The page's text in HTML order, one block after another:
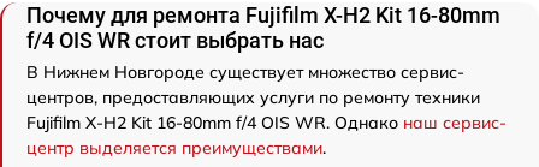
Почему для ремонта Fujifilm X-H2 Kit 16-80mm
f/4 OIS WR стоит выбрать нас
В Нижнем Новгороде существует множество сервис-
центров, предоставляющих услуги по ремонту техники
Fujifilm X-H2 Kit 16-80mm f/4 OIS WR. Однако наш сервис-
центр выделяется преимуществами.